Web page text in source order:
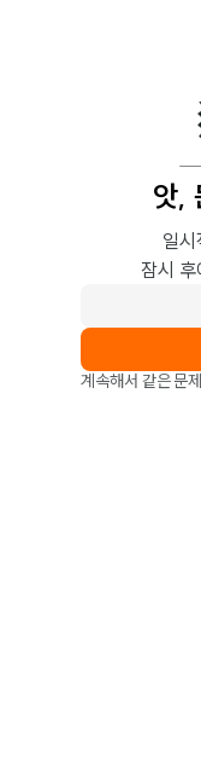
앗,
일시
잠시 후
계속해서 같은 문